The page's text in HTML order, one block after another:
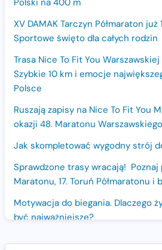
Polski na 400 m
XV DAMAK Tarczyn Półmaraton już
Sportowe święto dla całych rodzin
Trasa Nice To Fit You
Szybkie 10 km i emocje
Polsce
Ruszają zapisy na Nice To Fit You
okazji 48. Maratonu Warszawskiego
Jak skompletować wygodny strój
Sprawdzone trasy wracają! Poznaj
Maratonu, 17. Toruń Półmaratonu i
Motywacja do biegania. Dlaczego
być najważniejsze?